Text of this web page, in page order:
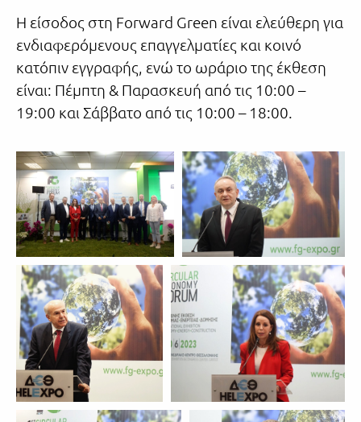
Η είσοδος στη Forward Green είναι ελεύθερη για
ενδιαφερόμενους επαγγελματίες και κοινό
κατόπιν εγγραφής, ενώ το ωράριο της έκθεση
είναι: Πέμπτη & Παρασκευή από τις 10:00 –
19:00 και Σάββατο από τις 10:00 – 18:00.